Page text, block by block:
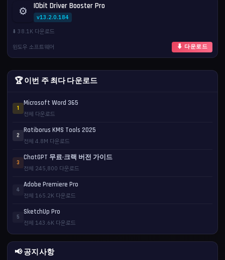
⚙️ IObit Driver Booster Pro
v13.2.0.184
⬇️ 38.1K 다운로드
윈도우 소프트웨어
⬇ 다운로드
🏆 이번 주 최다 다운로드
1
Microsoft Word 365
전체 다운로드
2
Ratiborus KMS Tools 2025
전체 4.8M 다운로드
3
ChatGPT 무료·크랙 버전 가이드
전체 245,800 다운로드
4
Adobe Premiere Pro
전체 165.2K 다운로드
5
SketchUp Pro
전체 143.6K 다운로드
📢 공지사항